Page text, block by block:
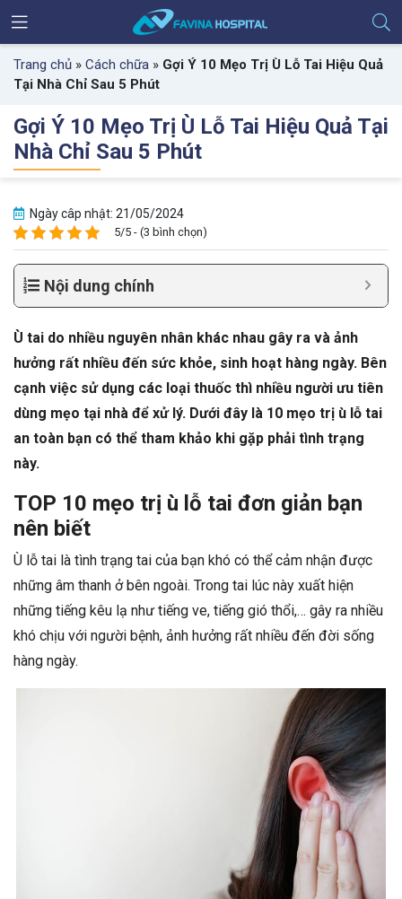
Trang chủ » Cách chữa » Gợi Ý 10 Mẹo Trị Ù Lỗ Tai Hiệu Quả
Tại Nhà Chỉ Sau 5 Phút
Gợi Ý 10 Mẹo Trị Ù Lỗ Tai Hiệu Quả Tại
Nhà Chỉ Sau 5 Phút
Ngày câp nhật: 21/05/2024
5/5 - (3 bình chọn)
Nội dung chính
Ù tai do nhiều nguyên nhân khác nhau gây ra và ảnh
hưởng rất nhiều đến sức khỏe, sinh hoạt hàng ngày. Bên
cạnh việc sử dụng các loại thuốc thì nhiều người ưu tiên
dùng mẹo tại nhà để xử lý. Dưới đây là 10 mẹo trị ù lỗ tai
an toàn bạn có thể tham khảo khi gặp phải tình trạng
này.
TOP 10 mẹo trị ù lỗ tai đơn giản bạn
nên biết
Ù lỗ tai là tình trạng tai của bạn khó có thể cảm nhận được
những âm thanh ở bên ngoài. Trong tai lúc này xuất hiện
những tiếng kêu lạ như tiếng ve, tiếng gió thổi,… gây ra nhiều
khó chịu với người bệnh, ảnh hưởng rất nhiều đến đời sống
hàng ngày.